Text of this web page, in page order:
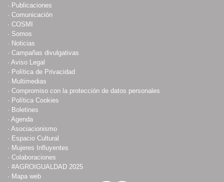
· Publicaciones
· Comunicación
· COSMI
· Somos
· Noticias
· Campañas divulgativas
· Aviso Legal
· Política de Privacidad
· Multimedias
· Compromiso con la protección de datos personales
· Política Cookies
· Boletines
· Agenda
· Asociacionismo
· Espacio Cultural
· Mujeres Influyentes
· Colaboraciones
· #AGROIGUALDAD 2025
· Mapa web